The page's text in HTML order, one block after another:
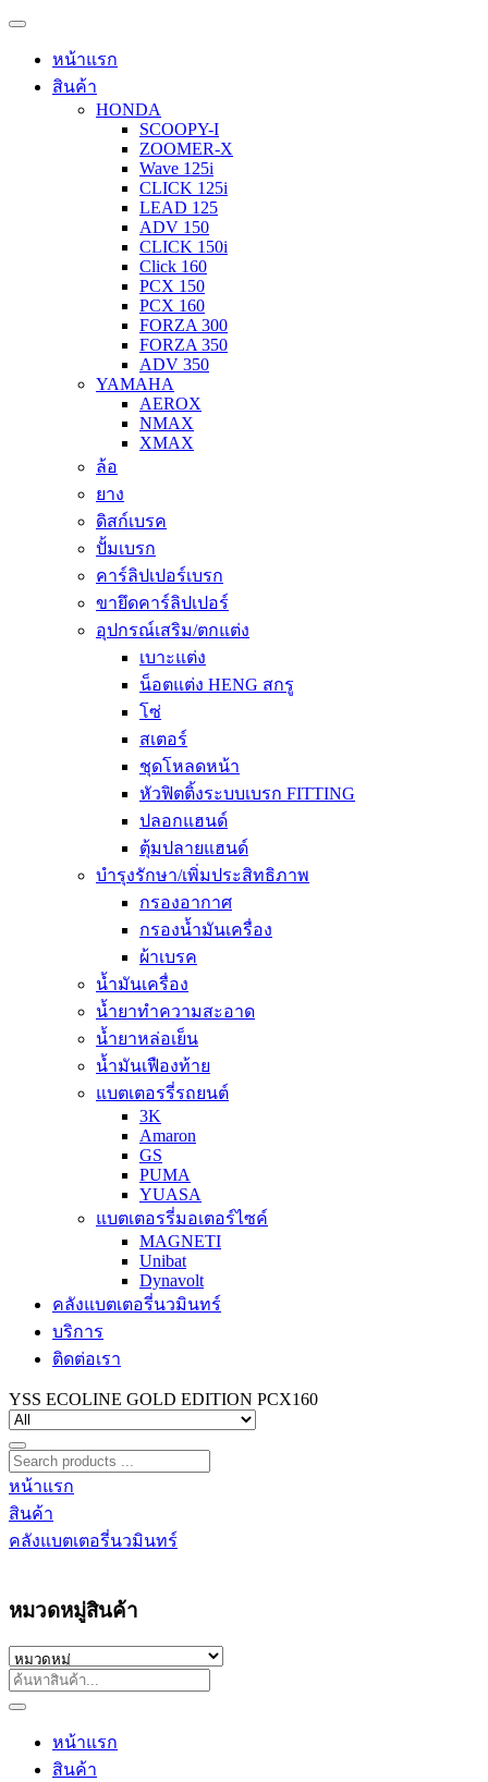
หน้าแรก
สินค้า
HONDA
SCOOPY-I
ZOOMER-X
Wave 125i
CLICK 125i
LEAD 125
ADV 150
CLICK 150i
Click 160
PCX 150
PCX 160
FORZA 300
FORZA 350
ADV 350
YAMAHA
AEROX
NMAX
XMAX
ล้อ
ยาง
ดิสก์เบรค
ปั้มเบรก
คาร์ลิปเปอร์เบรก
ขายึดคาร์ลิปเปอร์
อุปกรณ์เสริม/ตกแต่ง
เบาะแต่ง
น็อตแต่ง HENG สกรู
โซ่
สเตอร์
ชุดโหลดหน้า
หัวฟิตติ้งระบบเบรก FITTING
ปลอกแฮนด์
ตุ้มปลายแฮนด์
บำรุงรักษา/เพิ่มประสิทธิภาพ
กรองอากาศ
กรองน้ำมันเครื่อง
ผ้าเบรค
น้ำมันเครื่อง
น้ำยาทำความสะอาด
น้ำยาหล่อเย็น
น้ำมันเฟืองท้าย
แบตเตอรรี่รถยนต์
3K
Amaron
GS
PUMA
YUASA
แบตเตอรรี่มอเตอร์ไซค์
MAGNETI
Unibat
Dynavolt
คลังแบตเตอรี่นวมินทร์
บริการ
ติดต่อเรา
YSS ECOLINE GOLD EDITION PCX160
หน้าแรก
สินค้า
คลังแบตเตอรี่นวมินทร์
หมวดหมู่สินค้า
หน้าแรก
สินค้า